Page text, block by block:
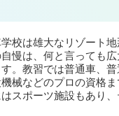
校は雄大なリゾート
慢は、何と言っても
。教習では普通車、
械などのプロの資格
スポーツ施設もあり